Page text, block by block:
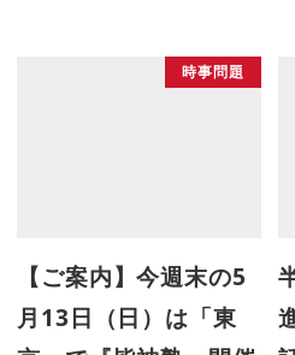
時事問題
【ご案内】今週末の5
月13日（日）は「東